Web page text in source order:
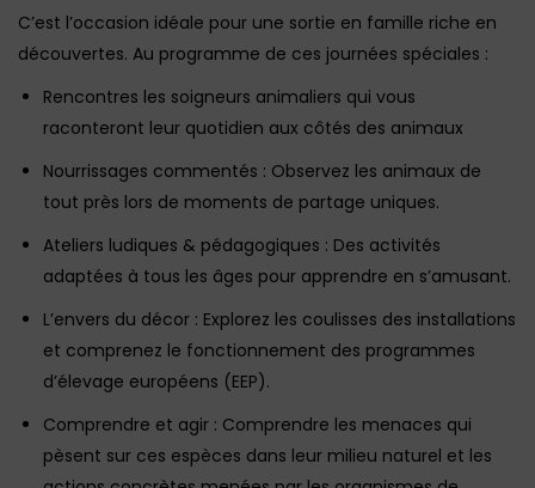
C’est l’occasion idéale pour une sortie en famille riche en
découvertes. Au programme de ces journées spéciales :
Rencontres les soigneurs animaliers qui vous
raconteront leur quotidien aux côtés des animaux
Nourrissages commentés : Observez les animaux de
tout près lors de moments de partage uniques.
Ateliers ludiques & pédagogiques : Des activités
adaptées à tous les âges pour apprendre en s’amusant.
L’envers du décor : Explorez les coulisses des installations
et comprenez le fonctionnement des programmes
d’élevage européens (EEP).
Comprendre et agir : Comprendre les menaces qui
pèsent sur ces espèces dans leur milieu naturel et les